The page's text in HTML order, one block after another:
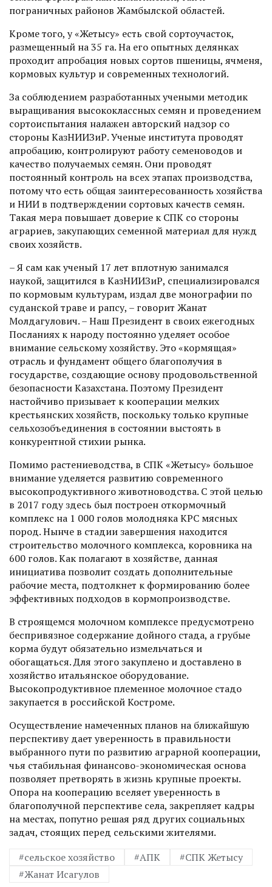
пограничных районов Жамбылской областей.
Кроме того, у «Жетысу» есть свой сортоучасток,
размещенный на 35 га. На его опытных делянках
проходит апробация новых сортов пшеницы, ячменя,
кормовых культур и современных технологий.
За соблюдением разработанных учеными методик
выращивания высококлассных семян и проведением
сортоиспытания налажен авторский надзор со
стороны КазНИИЗиР. Ученые института проводят
апробацию, контролируют работу семеноводов и
качество получаемых семян. Они проводят
постоянный контроль на всех этапах производства,
потому что есть общая заинтересованность хозяйства
и НИИ в подтверждении сортовых качеств семян.
Такая мера повышает доверие к СПК со стороны
аграриев, закупаю­щих семенной материал для нужд
своих хозяйств.
– Я сам как ученый 17 лет вплотную занимался
наукой, защитился в КазНИИЗиР, специализировался
по кормовым культурам, издал две монографии по
суданской траве и рапсу, – говорит Жанат
Молдагулович. – Наш Президент в своих ежегодных
Посланиях к народу постоянно уделяет особое
внимание сельскому хозяйству. Это «кормящая»
отрасль и фундамент общего благополучия в
государстве, создающие основу продовольственной
безопасности Казахстана. Поэтому Президент
настойчиво призывает к кооперации мелких
крестьянских хозяйств, поскольку только крупные
сельхозобъединения в состоянии выстоять в
конкурент­ной стихии рынка.
Помимо растениеводства, в СПК «Жетысу» большое
внимание уделяется развитию современного
высокопродуктивного животноводства. С этой целью
в 2017 году здесь был построен откормочный
комплекс на 1 000 голов молодняка КРС мяс­ных
пород. Нынче в стадии завершения находится
строительство молочного комплекса, коровника на
600 голов. Как полагают в хозяйстве, данная
инициатива позволит создать дополнительные
рабочие места, подтолкнет к формированию более
эффективных подходов в кормопроизводстве.
В строящемся молочном комплексе предусмотрено
беспривязное содержание дойного стада, а грубые
корма будут обязательно измельчаться и
обогащаться. Для этого закуплено и доставлено в
хозяйство итальянское оборудование.
Высокопродуктивное племенное молочное стадо
закупается в российской Костроме.
Осуществление намеченных планов на ближайшую
перспективу дает уверенность в правильности
выбранного пути по развитию аграрной кооперации,
чья стабильная финансово-экономическая основа
позволяет претворять в жизнь крупные проекты.
Опора на кооперацию вселяет уверенность в
благополучной перспективе села, закреп­ляет кадры
на местах, попутно решая ряд других социальных
задач, стоящих перед сельскими жителями.
#сельское хозяйство
#АПК
#СПК Жетысу
#Жанат Исагулов